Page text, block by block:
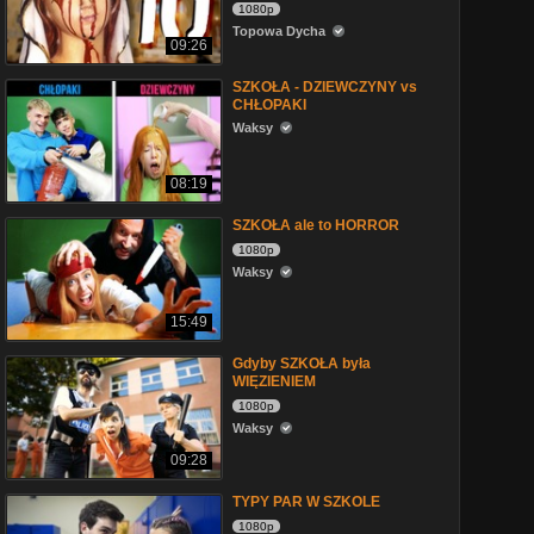
09:26
1080p
Topowa Dycha
08:19
SZKOŁA - DZIEWCZYNY vs
CHŁOPAKI
Waksy
15:49
SZKOŁA ale to HORROR
1080p
Waksy
09:28
Gdyby SZKOŁA była
WIĘZIENIEM
1080p
Waksy
TYPY PAR W SZKOLE
1080p